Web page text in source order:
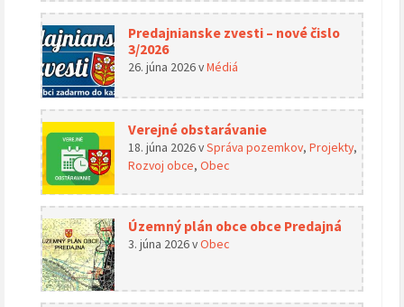
Predajnianske zvesti – nové čislo
3/2026
26. júna 2026vMédiá
Verejné obstarávanie
18. júna 2026vSpráva pozemkov, Projekty,
Rozvoj obce, Obec
Územný plán obce obce Predajná
3. júna 2026vObec